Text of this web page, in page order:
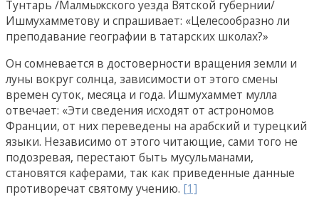
Тунтарь /Малмыжского уезда Вятской губернии/
Ишмухамметову и спрашивает: «Целесообразно ли
преподавание географии в татарских школах?»
Он сомневается в достоверности вращения земли и
луны вокруг солнца, зависимости от этого смены
времен суток, месяца и года. Ишмухаммет мулла
отвечает: «Эти сведения исходят от астрономов
Франции, от них переведены на арабский и турецкий
языки. Независимо от этого читающие, сами того не
подозревая, перестают быть мусульманами,
становятся каферами, так как приведенные данные
противоречат святому учению. [1]